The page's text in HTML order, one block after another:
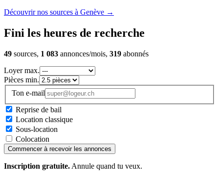
Découvrir nos sources à Genève →
Fini les heures de recherche
49 sources, 1 083 annonces/mois, 319 abonnés
Loyer max.
Pièces min.
Ton e-mail
Reprise de bail
Location classique
Sous-location
Colocation
Commencer à recevoir les annonces
Inscription gratuite. Annule quand tu veux.